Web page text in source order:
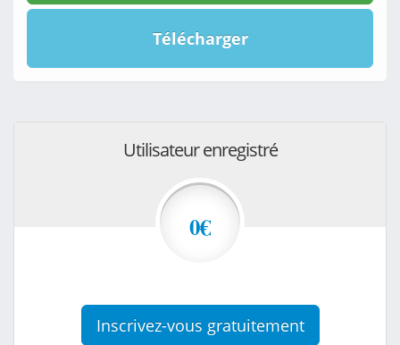
Télécharger
Utilisateur enregistré
0€
Inscrivez-vous gratuitement